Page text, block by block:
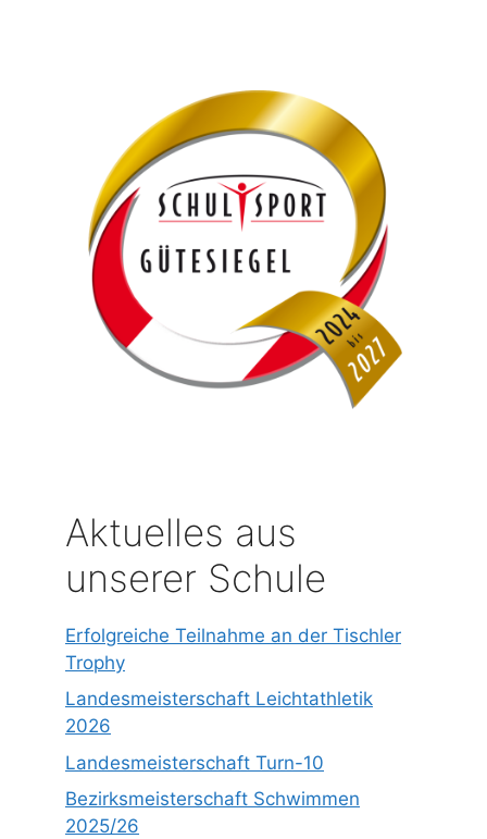
Aktuelles aus
unserer Schule
Erfolgreiche Teilnahme an der Tischler
Trophy
Landesmeisterschaft Leichtathletik
2026
Landesmeisterschaft Turn-10
Bezirksmeisterschaft Schwimmen
2025/26